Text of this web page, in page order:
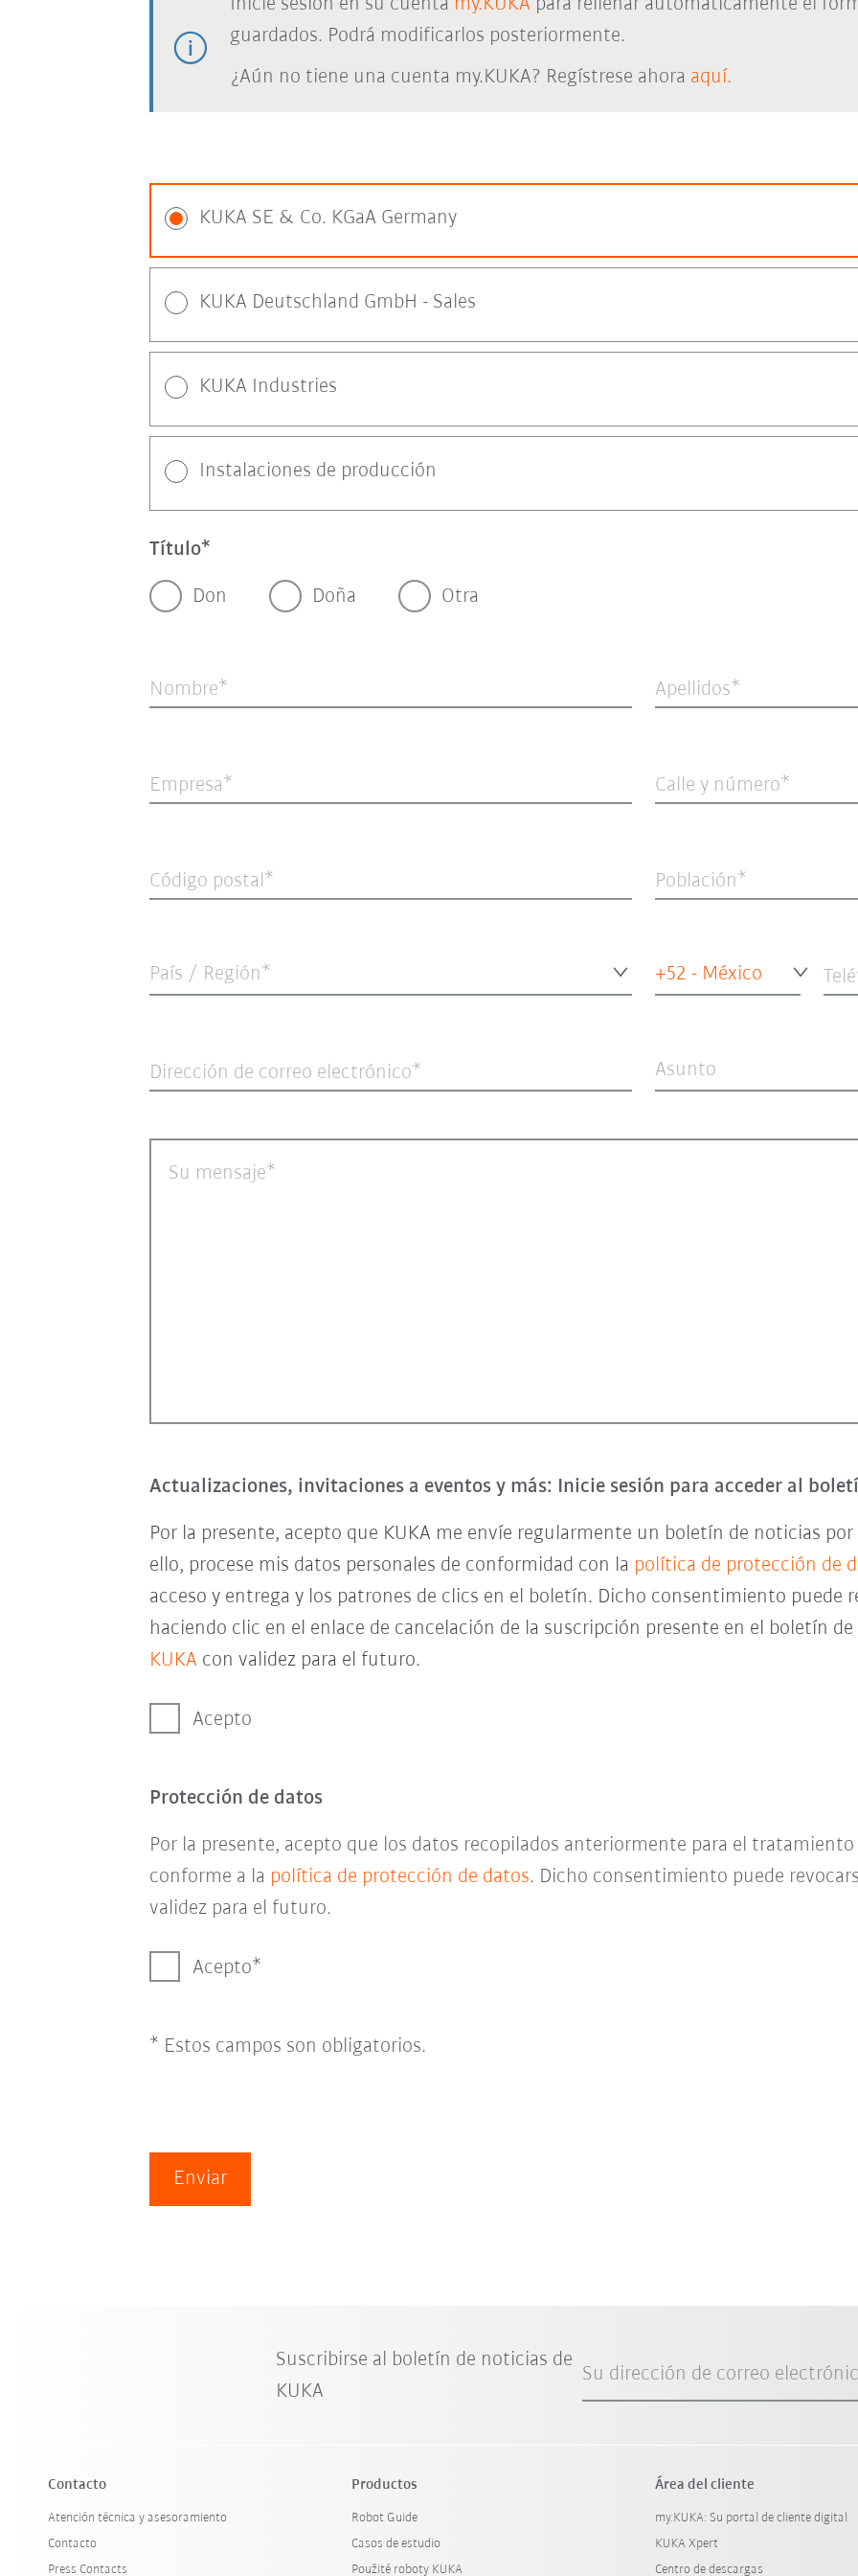
guardados. Podrá modificarlos posteriormente.
¿Aún no tiene una cuenta my.KUKA? Regístrese ahora aquí.
KUKA SE & Co. KGaA Germany
KUKA Deutschland GmbH - Sales
KUKA Industries
Instalaciones de producción
Título
Don Doña Otra
Nombre Apellidos
Empresa Calle y número
Código postal Población
País / Región* +52 - México
Dirección de correo electrónico Asunto
Su mensaje
Actualizaciones, invitaciones a eventos y más: Inicie sesión para acceder al
Por la presente, acepto que KUKA me envíe regularmente un boletín de noticias
ello, procese mis datos personales de conformidad con la política de protección de
acceso y entrega y los patrones de clics en el boletín. Dicho consentimiento puede
haciendo clic en el enlace de cancelación de la suscripción presente en el boletín
KUKA con validez para el futuro.
Acepto
Protección de datos
Por la presente, acepto que los datos recopilados anteriormente para el
conforme a la política de protección de datos. Dicho consentimiento puede
validez para el futuro.
Acepto
* Estos campos son obligatorios.
Enviar
Suscribirse al boletín de noticias de
KUKA
Su dirección de correo
Contacto
Atención técnica y asesoramiento
Contacto
Press Contacts
Productos
Robot Guide
Casos de estudio
Použité roboty KUKA
Área del cliente
my.KUKA: Su portal de cliente digital
KUKA Xpert
Centro de descargas